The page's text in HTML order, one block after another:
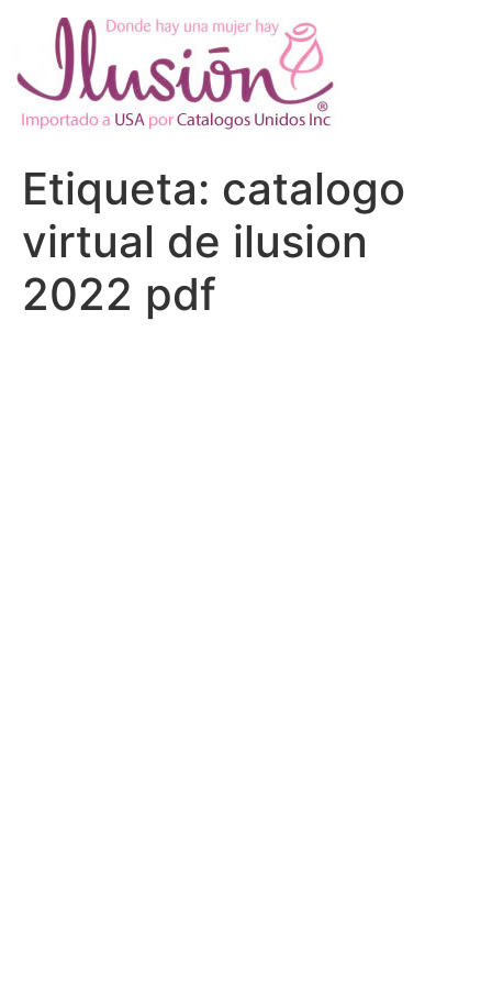
contenido
Etiqueta: catalogo
virtual de ilusion
2022 pdf